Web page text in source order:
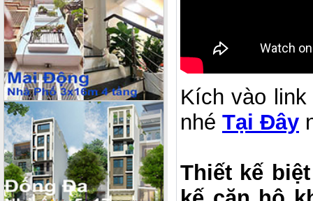
Kích vào
nhé Tại Đây
Thiết kế